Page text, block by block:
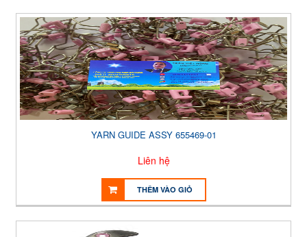
YARN GUIDE ASSY 655469-01
Liên hệ
THÊM VÀO GIỎ